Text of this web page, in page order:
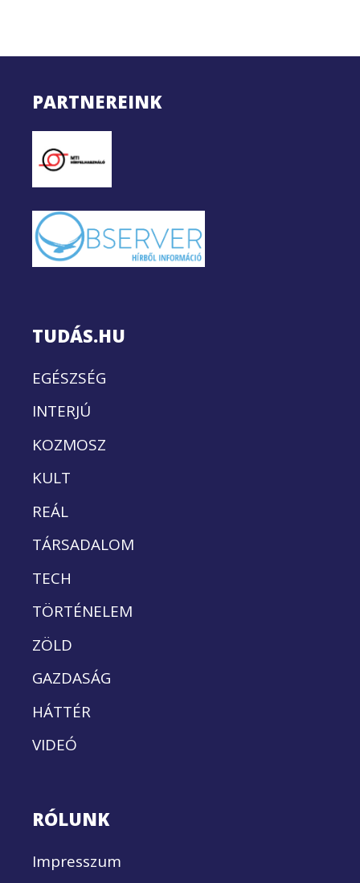
PARTNEREINK
TUDÁS.HU
EGÉSZSÉG
INTERJÚ
KOZMOSZ
KULT
REÁL
TÁRSADALOM
TECH
TÖRTÉNELEM
ZÖLD
GAZDASÁG
HÁTTÉR
VIDEÓ
RÓLUNK
Impresszum